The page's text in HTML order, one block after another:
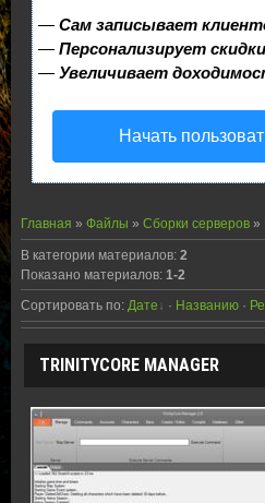
— Сам записывает
— Персонализирует
— Увеличивает
Начать
Главная » Файлы » Сборки серверов »
В категории материалов: 2
Показано материалов: 1-2
Сортировать по: Дате · Названию ·
TRINITYCORE MANAGER